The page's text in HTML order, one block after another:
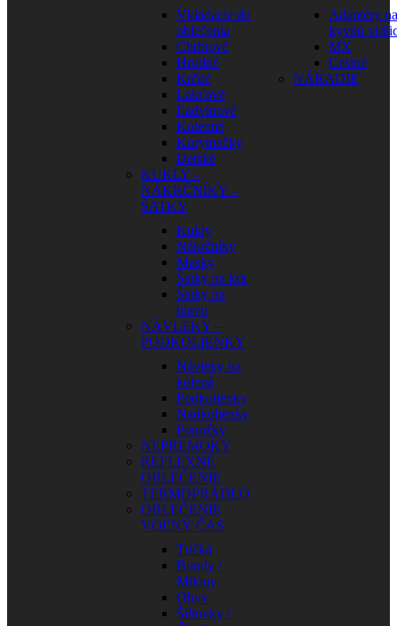
Vkladacie do
oblečenia
Chrbtové
Hrudné
Krčné
Lakťové
Ľadvinové
Kolenné
Korytnačky
Detské
KUKLY –
NÁKRČNÍKY –
ŠATKY
Kukly
Nákrčníky
Masky
Šatky na krk
Šatky na
hlavu
NÁVLEKY –
PODKOLIENKY
Návleky na
kolená
Podkolienky
Nadkolienky
Ponožky
NEPREMOKY
REFLEXNÉ
OBLEČENIE
TERMOPRÁDLO
OBLEČENIE
VOĽNÝ ČAS
Tričká
Bundy /
Mikiny
Obuv
Šiltovky /
Adaptéry na
kyvnú
MX
Cestné
NÁRADIE